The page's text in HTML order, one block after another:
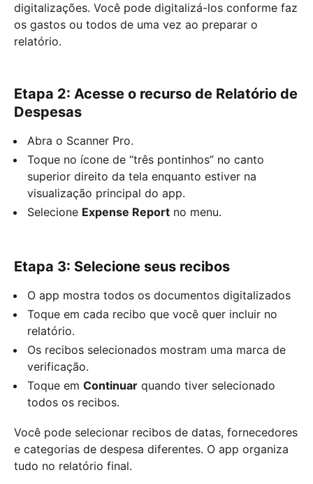
digitalizações. Você pode digitalizá-los conforme faz
os gastos ou todos de uma vez ao preparar o
relatório.
Etapa 2: Acesse o recurso de Relatório de
Despesas
Abra o Scanner Pro.
Toque no ícone de “três pontinhos” no canto
superior direito da tela enquanto estiver na
visualização principal do app.
Selecione Expense Report no menu.
Etapa 3: Selecione seus recibos
O app mostra todos os documentos digitalizados
Toque em cada recibo que você quer incluir no
relatório.
Os recibos selecionados mostram uma marca de
verificação.
Toque em Continuar quando tiver selecionado
todos os recibos.
Você pode selecionar recibos de datas, fornecedores
e categorias de despesa diferentes. O app organiza
tudo no relatório final.